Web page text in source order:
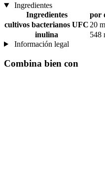
Ingredientes
Ingredientes
por
cultivos bacterianos UFC 20
inulina
548
Información legal
Combina bien con